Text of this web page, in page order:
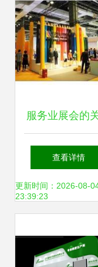
服务业展会的
角色与未来趋势
展服务如何塑造
查看详情
更新时间：2026-08-
23:39:23